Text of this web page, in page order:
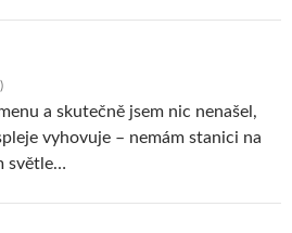
a skutečně jsem nic nenašel,
vyhovuje – nemám stanici na
světle…